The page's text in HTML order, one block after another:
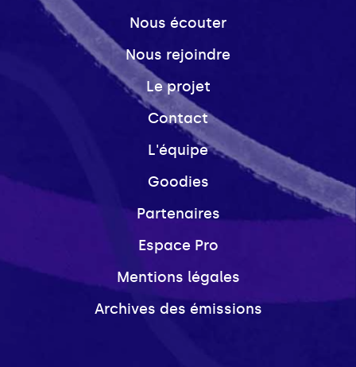
Nous écouter
Nous rejoindre
Le projet
Contact
L'équipe
Goodies
Partenaires
Espace Pro
Mentions légales
Archives des émissions